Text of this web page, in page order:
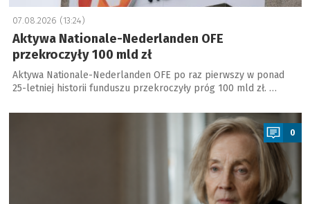
07.08.2026 (13:24)
Aktywa Nationale-Nederlanden OFE
przekroczyły 100 mld zł
Aktywa Nationale-Nederlanden OFE po raz pierwszy w ponad
25-letniej historii funduszu przekroczyły próg 100 mld zł. …
a
0